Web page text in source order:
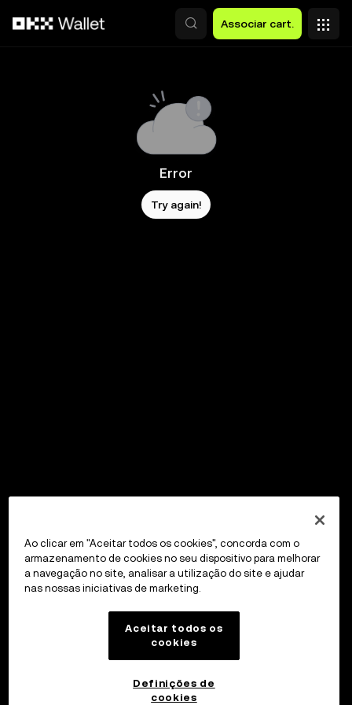
Associar cart.
Error
Try again!
Ao clicar em "Aceitar todos os cookies", concorda com o
armazenamento de cookies no seu dispositivo para melhorar
a navegação no site, analisar a utilização do site e ajudar
nas nossas iniciativas de marketing.
Aceitar todos os
cookies
Definições de
cookies